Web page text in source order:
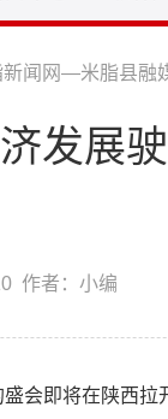
新闻网—米脂县融
发展
作者：小编
会即将在陕西